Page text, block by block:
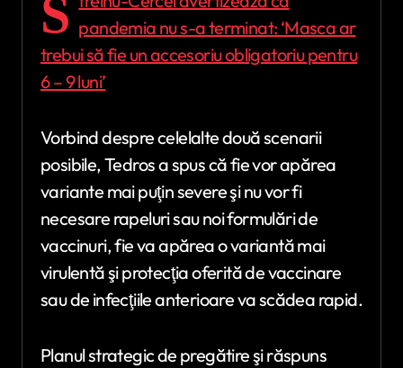
S pandemia nu s-a terminat: ‘Masca ar
trebui să fie un accesoriu obligatoriu pentru
6 – 9 luni’
Vorbind despre celelalte două scenarii
posibile, Tedros a spus că fie vor apărea
variante mai puţin severe şi nu vor fi
necesare rapeluri sau noi formulări de
vaccinuri, fie va apărea o variantă mai
virulentă şi protecţia oferită de vaccinare
sau de infecţiile anterioare va scădea rapid.
Planul strategic de pregătire şi răspuns